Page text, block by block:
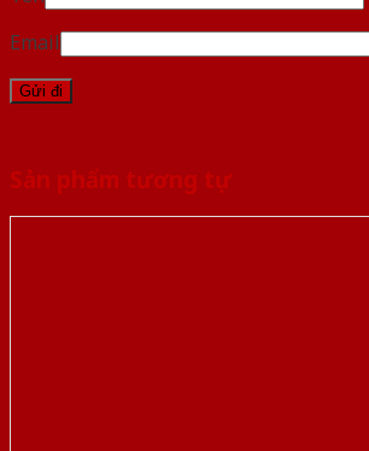
Email
Sản phẩm tương tự